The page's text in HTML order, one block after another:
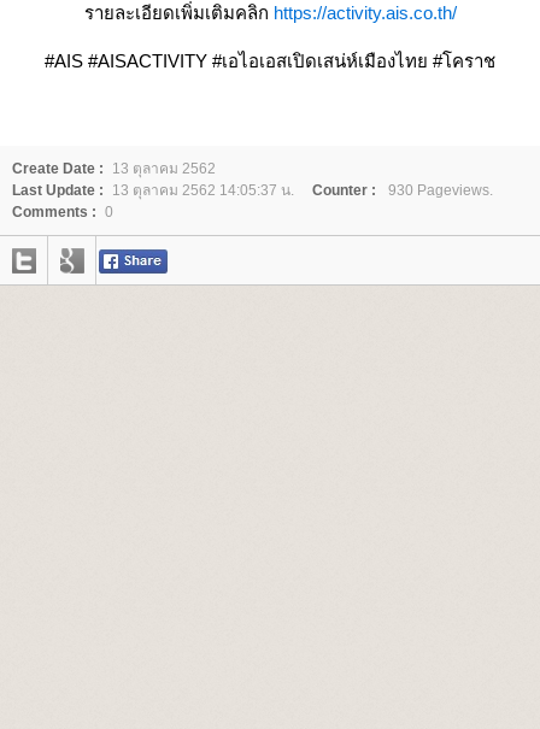
รายละเอียดเพิ่มเติมคลิก https://activity.ais.co.th/
#AIS #AISACTIVITY #เอไอเอสเปิดเสน่ห์เมืองไทย #โคราช
Create Date :
13 ตุลาคม 2562
Last Update :
13 ตุลาคม 2562 14:05:37 น. Counter :
930 Pageviews.
Comments : 0